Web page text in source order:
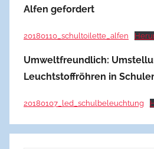
Alfen gefordert
20180110_schultoilette_alfen
Umweltfreundlich:
Leuchtstoffröhren in
20180107_led_schulbeleuchtung